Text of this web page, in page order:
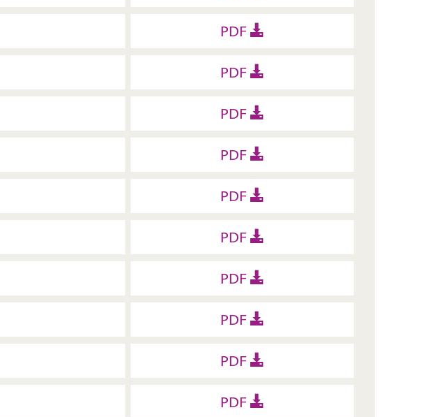
PDF
PDF
PDF
PDF
PDF
PDF
PDF
PDF
PDF
PDF